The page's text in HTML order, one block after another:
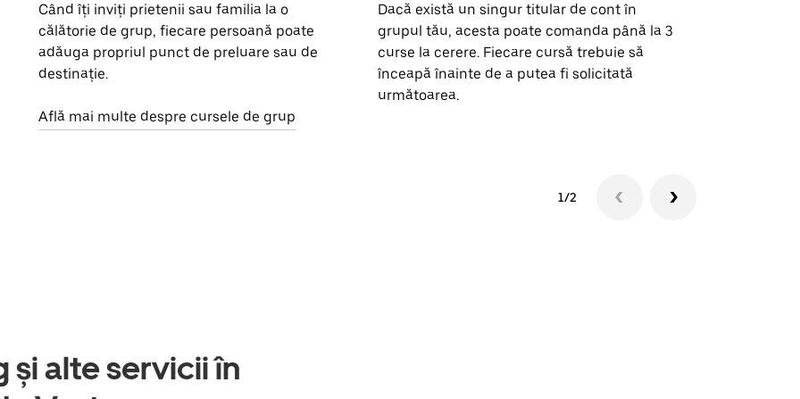
Când îți inviți prietenii sau familia la o
călătorie de grup, fiecare persoană poate
adăuga propriul punct de preluare sau de
destinație.
Află mai multe despre cursele de grup
Dacă există un singur titular de cont în
grupul tău, acesta poate comanda până la 3
curse la cerere. Fiecare cursă trebuie să
înceapă înainte de a putea fi solicitată
următoarea.
1/2
și alte servicii în